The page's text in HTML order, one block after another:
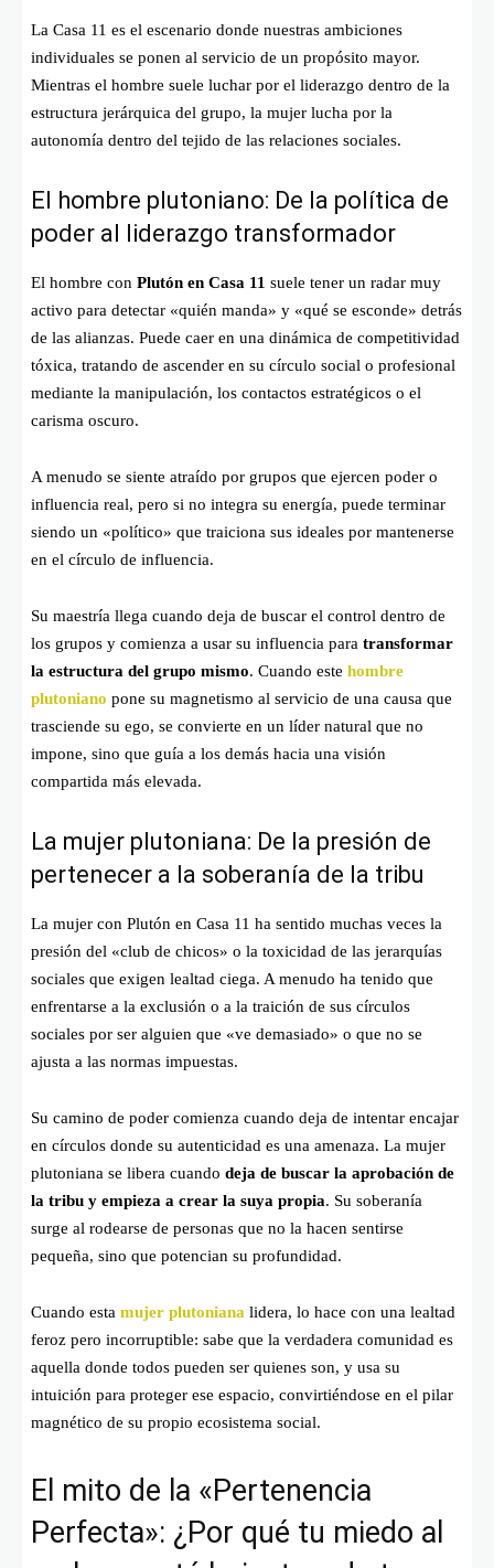
La Casa 11 es el escenario donde nuestras ambiciones
individuales se ponen al servicio de un propósito mayor.
Mientras el hombre suele luchar por el liderazgo dentro de la
estructura jerárquica del grupo, la mujer lucha por la
autonomía dentro del tejido de las relaciones sociales.
El hombre plutoniano: De la política de
poder al liderazgo transformador
El hombre con Plutón en Casa 11 suele tener un radar muy
activo para detectar «quién manda» y «qué se esconde» detrás
de las alianzas. Puede caer en una dinámica de competitividad
tóxica, tratando de ascender en su círculo social o profesional
mediante la manipulación, los contactos estratégicos o el
carisma oscuro.
A menudo se siente atraído por grupos que ejercen poder o
influencia real, pero si no integra su energía, puede terminar
siendo un «político» que traiciona sus ideales por mantenerse
en el círculo de influencia.
Su maestría llega cuando deja de buscar el control dentro de
los grupos y comienza a usar su influencia para transformar
la estructura del grupo mismo. Cuando este hombre
plutoniano pone su magnetismo al servicio de una causa que
trasciende su ego, se convierte en un líder natural que no
impone, sino que guía a los demás hacia una visión
compartida más elevada.
La mujer plutoniana: De la presión de
pertenecer a la soberanía de la tribu
La mujer con Plutón en Casa 11 ha sentido muchas veces la
presión del «club de chicos» o la toxicidad de las jerarquías
sociales que exigen lealtad ciega. A menudo ha tenido que
enfrentarse a la exclusión o a la traición de sus círculos
sociales por ser alguien que «ve demasiado» o que no se
ajusta a las normas impuestas.
Su camino de poder comienza cuando deja de intentar encajar
en círculos donde su autenticidad es una amenaza. La mujer
plutoniana se libera cuando deja de buscar la aprobación de
la tribu y empieza a crear la suya propia. Su soberanía
surge al rodearse de personas que no la hacen sentirse
pequeña, sino que potencian su profundidad.
Cuando esta mujer plutoniana lidera, lo hace con una lealtad
feroz pero incorruptible: sabe que la verdadera comunidad es
aquella donde todos pueden ser quienes son, y usa su
intuición para proteger ese espacio, convirtiéndose en el pilar
magnético de su propio ecosistema social.
El mito de la «Pertenencia
Perfecta»: ¿Por qué tu miedo al